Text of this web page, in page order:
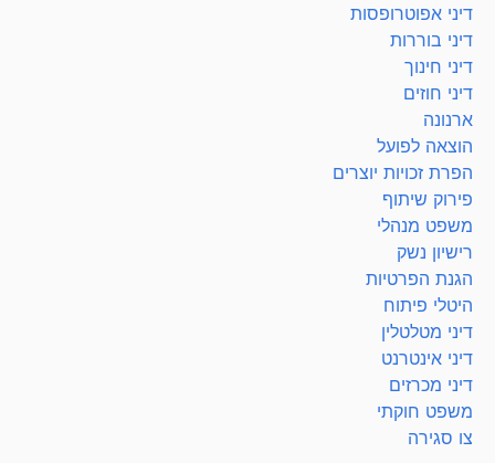
דיני אפוטרופסות
דיני בוררות
דיני חינוך
דיני חוזים
ארנונה
הוצאה לפועל
הפרת זכויות יוצרים
פירוק שיתוף
משפט מנהלי
רישיון נשק
הגנת הפרטיות
היטלי פיתוח
דיני מטלטלין
דיני אינטרנט
דיני מכרזים
משפט חוקתי
צו סגירה